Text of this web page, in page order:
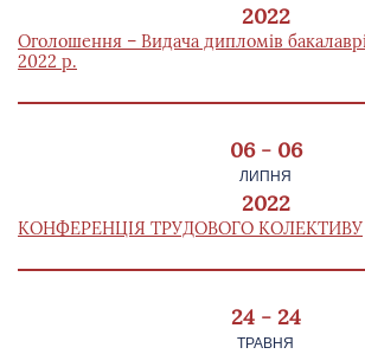
2022
Оголошення – Видача дипломів
2022 р.
06 - 06
ЛИПНЯ
2022
КОНФЕРЕНЦІЯ ТРУДОВОГО КОЛЕКТИВУ
24 - 24
ТРАВНЯ